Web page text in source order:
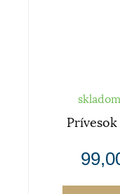
Prívesok